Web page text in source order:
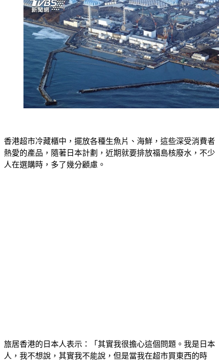
香港超市冷藏櫃中，擺放各種生魚片、海鮮，這些深受消費者
熱愛的產品，隨著日本計劃，近期就要排放福島核廢水，不少
人在選購時，多了幾分顧慮。
旅居香港的日本人表示：「其實我很擔心這個問題。我是日本
人，我不想說，其實我不能說，但是當我在超市買東西的時